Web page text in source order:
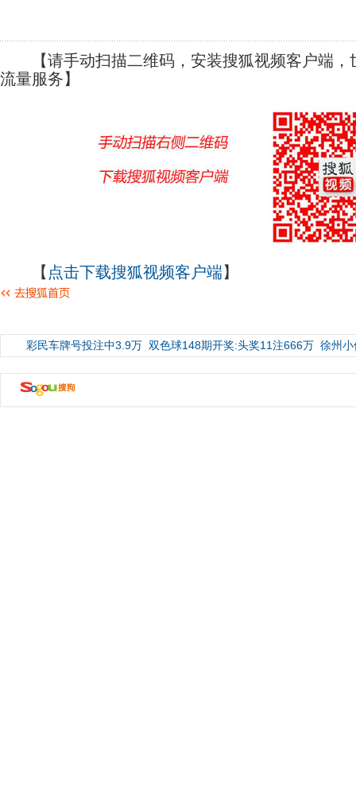
【请手动扫描二维码，安装搜狐视频客户端，
流量服务】
【 点击下载搜狐视频客户端】
彩民车牌号投注中3.9万 双色球148期开奖:头奖11注666万 徐州